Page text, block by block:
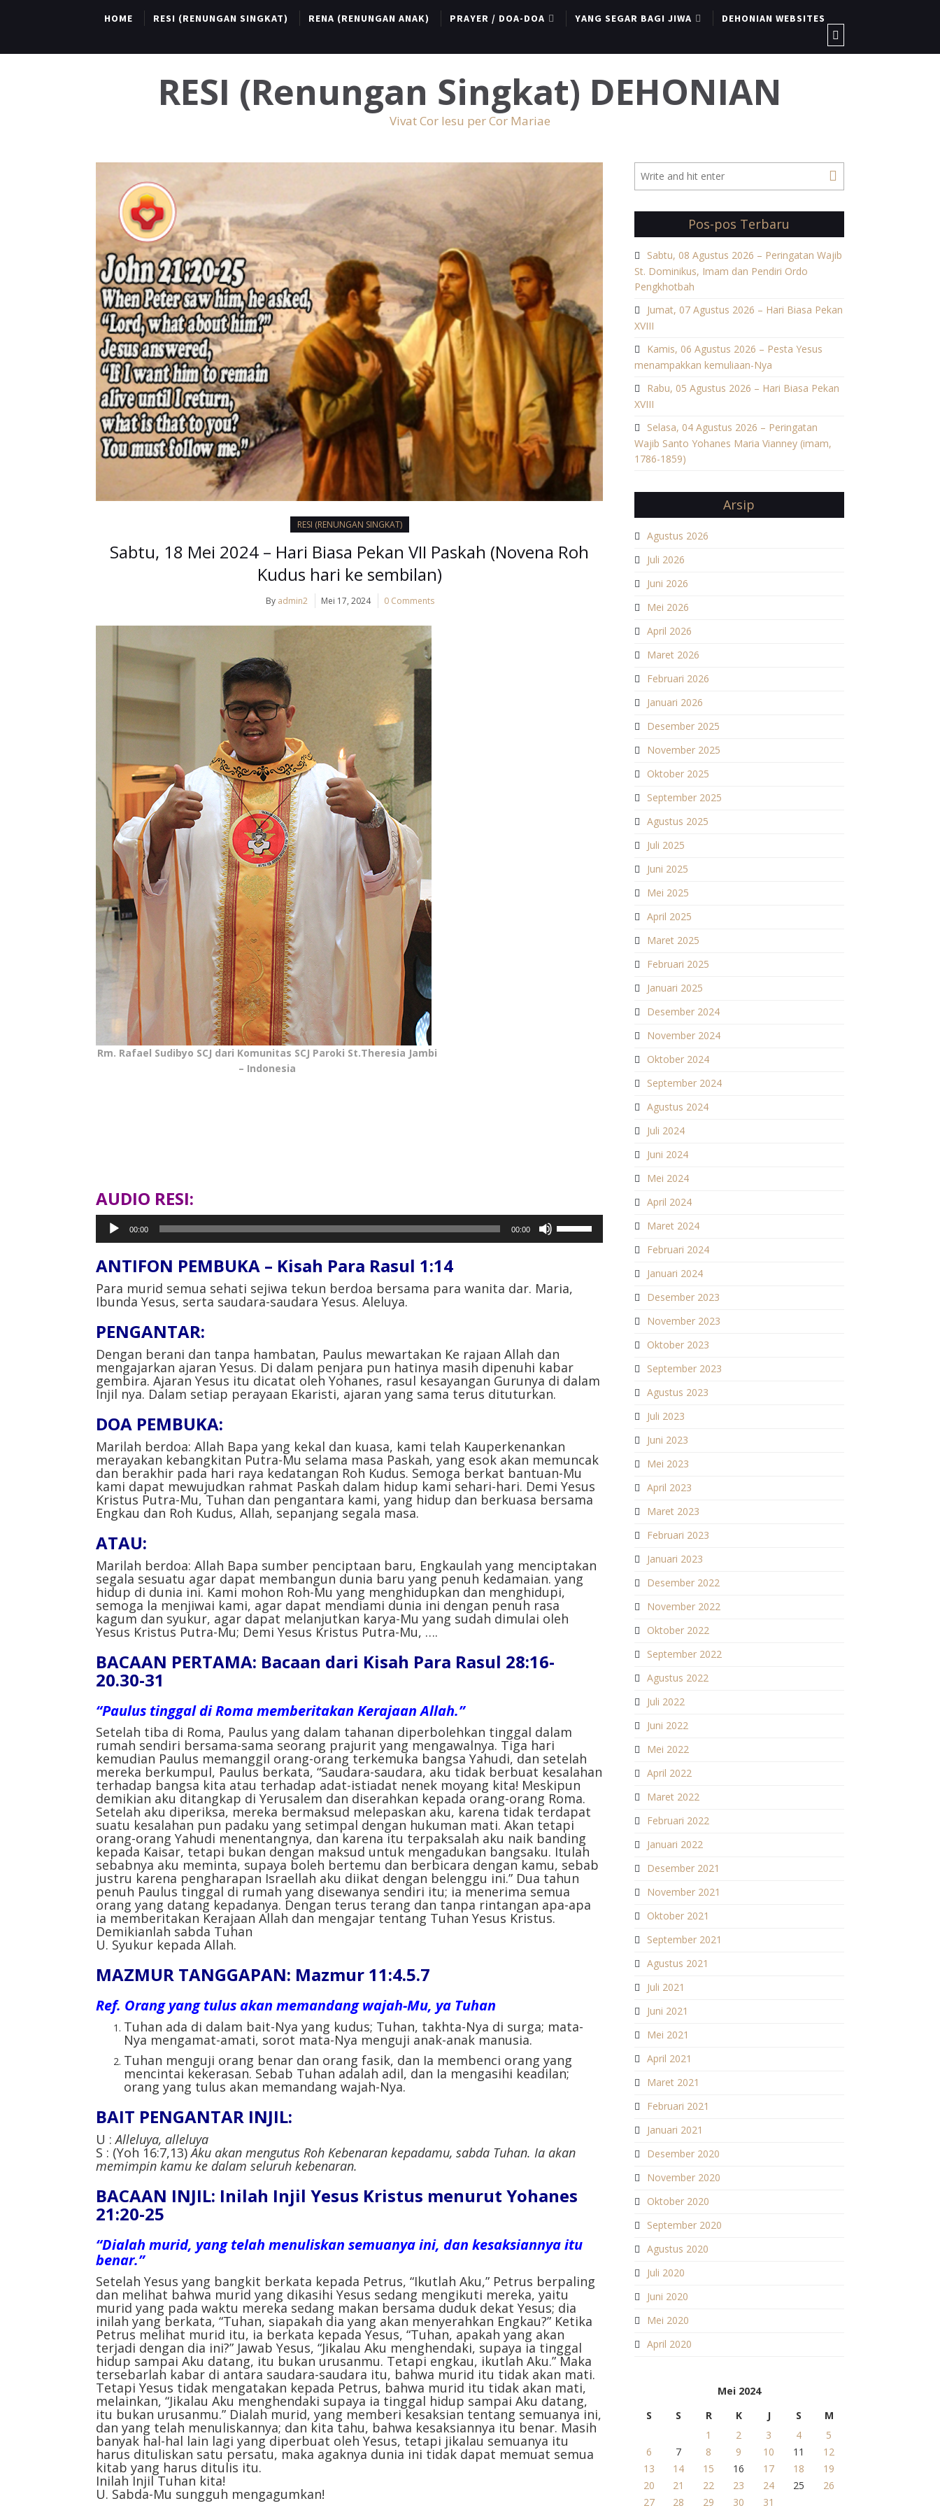
HOME RESI (RENUNGAN SINGKAT) RENA (RENUNGAN ANAK) PRAYER / DOA-DOA YANG SEGAR BAGI JIWA DEHONIAN WEBSITES
RESI (Renungan Singkat) DEHONIAN
Vivat Cor Iesu per Cor Mariae
RESI (RENUNGAN SINGKAT)
Sabtu, 18 Mei 2024 – Hari Biasa Pekan VII Paskah (Novena Roh
Kudus hari ke sembilan)
By admin2 Mei 17, 2024 0 Comments
Rm. Rafael Sudibyo SCJ dari Komunitas SCJ Paroki St.Theresia Jambi
– Indonesia
AUDIO RESI:
Pemutar
Audio
00:00 00:00
untuk
menaikkan
ANTIFON PEMBUKA – Kisah Para Rasul 1:14
Para murid semua sehati sejiwa tekun berdoa bersama para wanita dar. Maria,
Ibunda Yesus, serta saudara-saudara Yesus. Aleluya.
PENGANTAR:
Dengan berani dan tanpa hambatan, Paulus mewartakan Ke rajaan Allah dan
mengajarkan ajaran Yesus. Di dalam penjara pun hatinya masih dipenuhi kabar
gembira. Ajaran Yesus itu dicatat oleh Yohanes, rasul kesayangan Gurunya di dalam
Injil nya. Dalam setiap perayaan Ekaristi, ajaran yang sama terus dituturkan.
DOA PEMBUKA:
Marilah berdoa: Allah Bapa yang kekal dan kuasa, kami telah Kauperkenankan
merayakan kebangkitan Putra-Mu selama masa Paskah, yang esok akan memuncak
dan berakhir pada hari raya kedatangan Roh Kudus. Semoga berkat bantuan-Mu
kami dapat mewujudkan rahmat Paskah dalam hidup kami sehari-hari. Demi Yesus
Kristus Putra-Mu, Tuhan dan pengantara kami, yang hidup dan berkuasa bersama
Engkau dan Roh Kudus, Allah, sepanjang segala masa.
ATAU:
Marilah berdoa: Allah Bapa sumber penciptaan baru, Engkaulah yang menciptakan
segala sesuatu agar dapat membangun dunia baru yang penuh kedamaian. yang
hidup di dunia ini. Kami mohon Roh-Mu yang menghidupkan dan menghidupi,
semoga la menjiwai kami, agar dapat mendiami dunia ini dengan penuh rasa
kagum dan syukur, agar dapat melanjutkan karya-Mu yang sudah dimulai oleh
Yesus Kristus Putra-Mu; Demi Yesus Kristus Putra-Mu, ….
BACAAN PERTAMA: Bacaan dari Kisah Para Rasul 28:16-
20.30-31
“Paulus tinggal di Roma memberitakan Kerajaan Allah.”
Setelah tiba di Roma, Paulus yang dalam tahanan diperbolehkan tinggal dalam
rumah sendiri bersama-sama seorang prajurit yang mengawalnya. Tiga hari
kemudian Paulus memanggil orang-orang terkemuka bangsa Yahudi, dan setelah
mereka berkumpul, Paulus berkata, “Saudara-saudara, aku tidak berbuat kesalahan
terhadap bangsa kita atau terhadap adat-istiadat nenek moyang kita! Meskipun
demikian aku ditangkap di Yerusalem dan diserahkan kepada orang-orang Roma.
Setelah aku diperiksa, mereka bermaksud melepaskan aku, karena tidak terdapat
suatu kesalahan pun padaku yang setimpal dengan hukuman mati. Akan tetapi
orang-orang Yahudi menentangnya, dan karena itu terpaksalah aku naik banding
kepada Kaisar, tetapi bukan dengan maksud untuk mengadukan bangsaku. Itulah
sebabnya aku meminta, supaya boleh bertemu dan berbicara dengan kamu, sebab
justru karena pengharapan Israellah aku diikat dengan belenggu ini.” Dua tahun
penuh Paulus tinggal di rumah yang disewanya sendiri itu; ia menerima semua
orang yang datang kepadanya. Dengan terus terang dan tanpa rintangan apa-apa
ia memberitakan Kerajaan Allah dan mengajar tentang Tuhan Yesus Kristus.
Demikianlah sabda Tuhan
U. Syukur kepada Allah.
MAZMUR TANGGAPAN: Mazmur 11:4.5.7
Ref. Orang yang tulus akan memandang wajah-Mu, ya Tuhan
Tuhan ada di dalam bait-Nya yang kudus; Tuhan, takhta-Nya di surga; mata-
Nya mengamat-amati, sorot mata-Nya menguji anak-anak manusia.
Tuhan menguji orang benar dan orang fasik, dan Ia membenci orang yang
mencintai kekerasan. Sebab Tuhan adalah adil, dan Ia mengasihi keadilan;
orang yang tulus akan memandang wajah-Nya.
BAIT PENGANTAR INJIL:
U :Alleluya, alleluya
S : (Yoh 16:7,13)Aku akan mengutus Roh Kebenaran kepadamu, sabda Tuhan. Ia akan
memimpin kamu ke dalam seluruh kebenaran.
BACAAN INJIL: Inilah Injil Yesus Kristus menurut Yohanes
21:20-25
“Dialah murid, yang telah menuliskan semuanya ini, dan kesaksiannya itu
benar.”
Setelah Yesus yang bangkit berkata kepada Petrus, “Ikutlah Aku,” Petrus berpaling
dan melihat bahwa murid yang dikasihi Yesus sedang mengikuti mereka, yaitu
murid yang pada waktu mereka sedang makan bersama duduk dekat Yesus; dia
inilah yang berkata, “Tuhan, siapakah dia yang akan menyerahkan Engkau?” Ketika
Petrus melihat murid itu, ia berkata kepada Yesus, “Tuhan, apakah yang akan
terjadi dengan dia ini?” Jawab Yesus, “Jikalau Aku menghendaki, supaya ia tinggal
hidup sampai Aku datang, itu bukan urusanmu. Tetapi engkau, ikutlah Aku.” Maka
tersebarlah kabar di antara saudara-saudara itu, bahwa murid itu tidak akan mati.
Tetapi Yesus tidak mengatakan kepada Petrus, bahwa murid itu tidak akan mati,
melainkan, “Jikalau Aku menghendaki supaya ia tinggal hidup sampai Aku datang,
itu bukan urusanmu.” Dialah murid, yang memberi kesaksian tentang semuanya ini,
dan yang telah menuliskannya; dan kita tahu, bahwa kesaksiannya itu benar. Masih
banyak hal-hal lain lagi yang diperbuat oleh Yesus, tetapi jikalau semuanya itu
harus dituliskan satu persatu, maka agaknya dunia ini tidak dapat memuat semua
kitab yang harus ditulis itu.
Inilah Injil Tuhan kita!
U. Sabda-Mu sungguh mengagumkan!
Pos-pos Terbaru
Sabtu, 08 Agustus 2026 – Peringatan Wajib
St. Dominikus, Imam dan Pendiri Ordo
Pengkhotbah
Jumat, 07 Agustus 2026 – Hari Biasa Pekan
XVIII
Kamis, 06 Agustus 2026 – Pesta Yesus
menampakkan kemuliaan-Nya
Rabu, 05 Agustus 2026 – Hari Biasa Pekan
XVIII
Selasa, 04 Agustus 2026 – Peringatan
Wajib Santo Yohanes Maria Vianney (imam,
1786-1859)
Arsip
Agustus 2026
Juli 2026
Juni 2026
Mei 2026
April 2026
Maret 2026
Februari 2026
Januari 2026
Desember 2025
November 2025
Oktober 2025
September 2025
Agustus 2025
Juli 2025
Juni 2025
Mei 2025
April 2025
Maret 2025
Februari 2025
Januari 2025
Desember 2024
November 2024
Oktober 2024
September 2024
Agustus 2024
Juli 2024
Juni 2024
Mei 2024
April 2024
Maret 2024
Februari 2024
Januari 2024
Desember 2023
November 2023
Oktober 2023
September 2023
Agustus 2023
Juli 2023
Juni 2023
Mei 2023
April 2023
Maret 2023
Februari 2023
Januari 2023
Desember 2022
November 2022
Oktober 2022
September 2022
Agustus 2022
Juli 2022
Juni 2022
Mei 2022
April 2022
Maret 2022
Februari 2022
Januari 2022
Desember 2021
November 2021
Oktober 2021
September 2021
Agustus 2021
Juli 2021
Juni 2021
Mei 2021
April 2021
Maret 2021
Februari 2021
Januari 2021
Desember 2020
November 2020
Oktober 2020
September 2020
Agustus 2020
Juli 2020
Juni 2020
Mei 2020
April 2020
Mei 2024
S
S R K J S
M
1
2 3 4
5
6
7 8 9 10 11
12
13
14 15 16 17 18
19
20
21 22 23 24 25
26
27
28 29 30 31